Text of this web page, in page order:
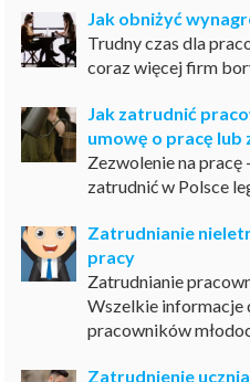
Jak obniżyć
Trudny czas dla
coraz więcej firm
Jak zatrudnić
umowę o pracę lub
Zezwolenie na
zatrudnić w Polsce
Zatrudnianie
pracy
Zatrudnianie
Wszelkie informacje
pracowników
Zatrudnienie